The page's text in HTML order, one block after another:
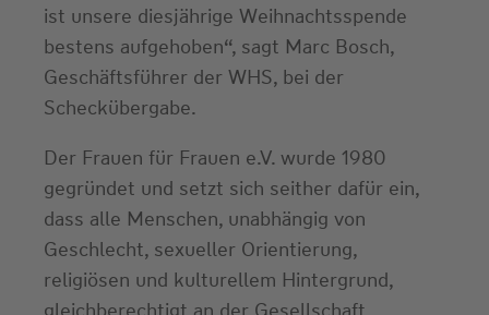
ist unsere diesjährige Weihnachtsspende
bestens aufgehoben“, sagt Marc Bosch,
Geschäftsführer der WHS, bei der
Scheckübergabe.
Der Frauen für Frauen e.V. wurde 1980
gegründet und setzt sich seither dafür ein,
dass alle Menschen, unabhängig von
Geschlecht, sexueller Orientierung,
religiösen und kulturellem Hintergrund,